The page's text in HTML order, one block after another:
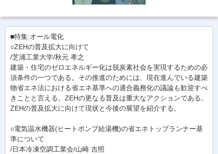
■特集:オール電化
○ZEHの普及拡大に向けて
/芝浦工業大学/秋元 孝之
建築・住宅のゼロエネルギー化は脱炭素社会を実現するための必
須条件の一つである。その推進のためには、現在進んでいる建築
物省エネ法における省エネ基準への適合義務化の議論も歓迎すべ
きことと言える。ZEHの更なる普及は重大なアクションである。
ZEHの普及拡大に向けて現状と今後の展望を紹介する。
○電気温水機器(ヒートポンプ給湯機)の省エネトップランナー基
準について
/日本冷凍空調工業会/山崎 吉照